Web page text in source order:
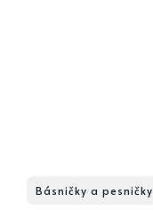
Básničky a pesničky